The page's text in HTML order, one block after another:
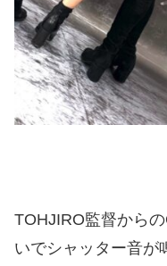
TOHJIRO監督から
いでシャッター音が